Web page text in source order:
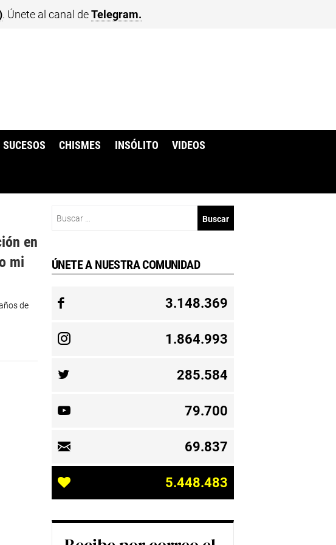
. Únete al canal deTelegram.
SUCESOS CHISMES INSÓLITO VIDEOS
en
mi
de
ÚNETE A NUESTRA COMUNIDAD
3.148.369
1.864.993
285.584
79.700
69.837
5.448.483